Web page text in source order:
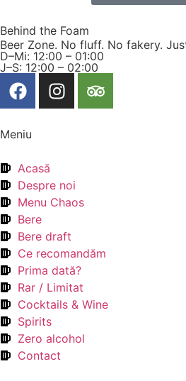
Behind the Foam
Beer Zone. No fluff. No fakery.
D–Mi: 12:00 – 01:00
J–S: 12:00 – 02:00
Meniu
Acasă
Despre noi
Menu Chaos
Bere
Bere draft
Ce recomandăm
Prima dată?
Rar / Limitat
Cocktails & Wine
Spirits
Zero alcohol
Contact